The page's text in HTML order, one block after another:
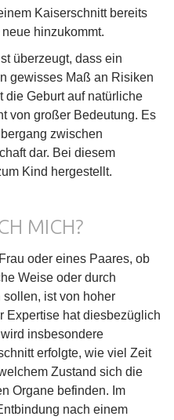
Kaiserschnitt bereits
hinzukommt.
überzeugt, dass ein
gewisses Maß an Risiken
die Geburt auf natürliche
von großer Bedeutung. Es
zwischen
dar. Bei diesem
Kind hergestellt.
MICH?
oder eines Paares, ob
Weise oder durch
ist von hoher
Expertise hat diesbezüglich
insbesondere
erfolgte, wie viel Zeit
Zustand sich die
Organe befinden. Im
nach einem